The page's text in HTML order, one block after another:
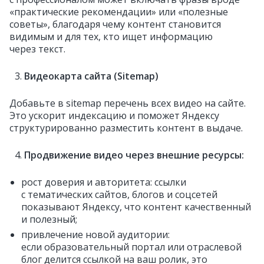
«практические рекомендации» или «полезные
советы», благодаря чему контент становится
видимым и для тех, кто ищет информацию
через текст.
Видеокарта сайта (Sitemap)
Добавьте в sitemap перечень всех видео на сайте.
Это ускорит индексацию и поможет Яндексу
структурированно разместить контент в выдаче.
Продвижение видео через внешние ресурсы:
рост доверия и авторитета: ссылки
с тематических сайтов, блогов и соцсетей
показывают Яндексу, что контент качественный
и полезный;
привлечение новой аудитории:
если образовательный портал или отраслевой
блог делится ссылкой на ваш ролик, это